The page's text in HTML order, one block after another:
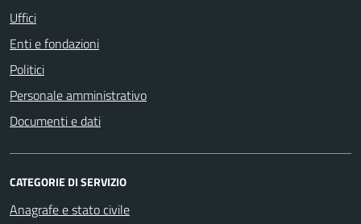
Uffici
Enti e fondazioni
Politici
Personale amministrativo
Documenti e dati
CATEGORIE DI SERVIZIO
Anagrafe e stato civile